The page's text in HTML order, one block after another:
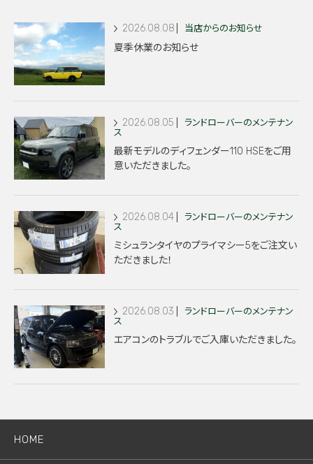
2026.08.08 当店からのお知らせ
夏季休業のお知らせ
2026.08.05
ランドローバーのメンテナン
ス
最新モデルのディフェンダー110 HSEをご用
意いただきました。
2026.08.04
ランドローバーのメンテナン
ス
ミシュランタイヤのプライマシー5をご注文い
ただきました！
2026.08.03
ランドローバーのメンテナン
ス
エアコンのトラブルでご入庫いただきました。
HOME